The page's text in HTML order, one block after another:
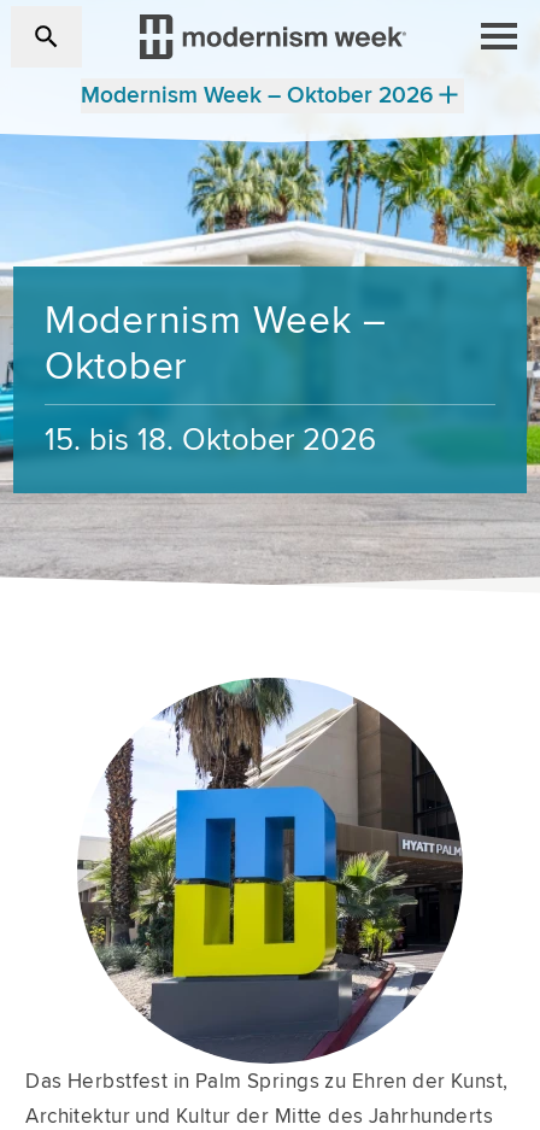
Modernism Week – Oktober 2026
Modernism Week –
Oktober
15. bis 18. Oktober 2026
Das Herbstfest in Palm Springs zu Ehren der Kunst,
Architektur und Kultur der Mitte des Jahrhunderts